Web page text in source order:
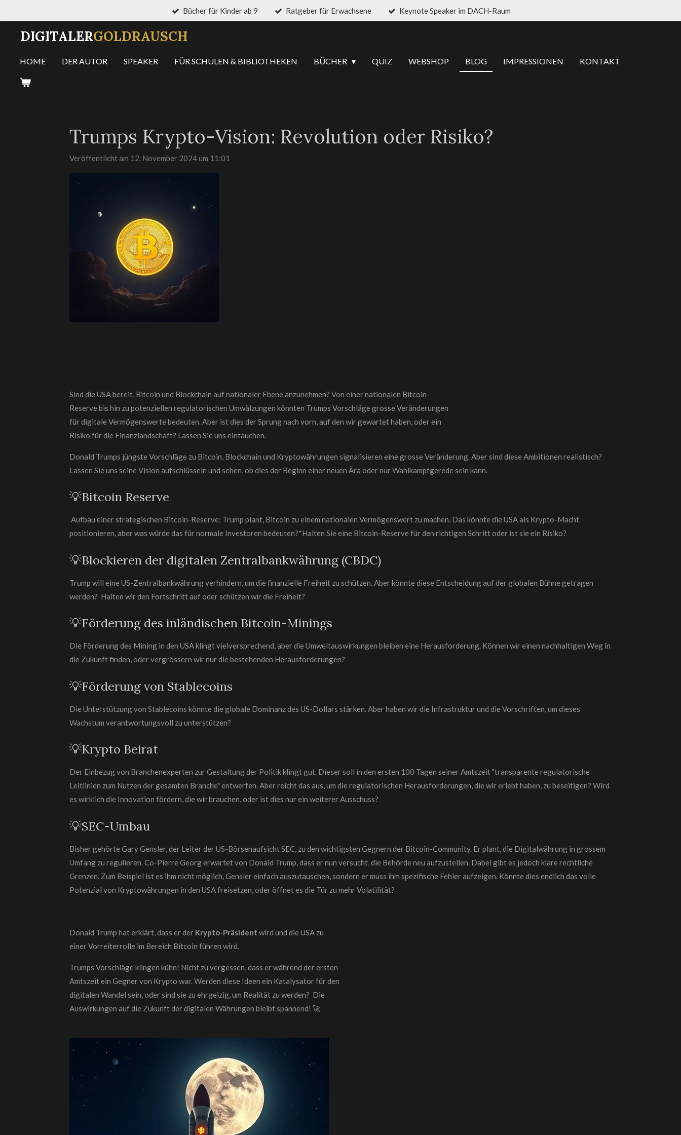
springen
Bücher für Kinder ab 9 Ratgeber für Erwachsene Keynote Speaker im DACH-Raum
DIGITALERGOLDRAUSCH
HOME DER AUTOR SPEAKER FÜR SCHULEN & BIBLIOTHEKEN BÜCHER QUIZ WEBSHOP BLOG IMPRESSIONEN KONTAKT
Trumps Krypto-Vision: Revolution oder Risiko?
Veröffentlicht am 12. November 2024 um 11:01
Sind die USA bereit, Bitcoin und Blockchain auf nationaler Ebene anzunehmen? Von einer nationalen Bitcoin-
Reserve bis hin zu potenziellen regulatorischen Umwälzungen könnten Trumps Vorschläge grosse Veränderungen
für digitale Vermögenswerte bedeuten. Aber ist dies der Sprung nach vorn, auf den wir gewartet haben, oder ein
Risiko für die Finanzlandschaft? Lassen Sie uns eintauchen.
Donald Trumps jüngste Vorschläge zu Bitcoin, Blockchain und Kryptowährungen signalisieren eine grosse Veränderung. Aber sind diese Ambitionen realistisch?
Lassen Sie uns seine Vision aufschlüsseln und sehen, ob dies der Beginn einer neuen Ära oder nur Wahlkampfgerede sein kann.
💡Bitcoin Reserve
Aufbau einer strategischen Bitcoin-Reserve: Trump plant, Bitcoin zu einem nationalen Vermögenswert zu machen. Das könnte die USA als Krypto-Macht
positionieren, aber was würde das für normale Investoren bedeuten?*Halten Sie eine Bitcoin-Reserve für den richtigen Schritt oder ist sie ein Risiko?
💡Blockieren der digitalen Zentralbankwährung (CBDC)
Trump will eine US-Zentralbankwährung verhindern, um die finanzielle Freiheit zu schützen. Aber könnte diese Entscheidung auf der globalen Bühne getragen
werden? Halten wir den Fortschritt auf oder schützen wir die Freiheit?
💡Förderung des inländischen Bitcoin-Minings
Die Förderung des Mining in den USA klingt vielversprechend, aber die Umweltauswirkungen bleiben eine Herausforderung. Können wir einen nachhaltigen Weg in
die Zukunft finden, oder vergrössern wir nur die bestehenden Herausforderungen?
💡Förderung von Stablecoins
Die Unterstützung von Stablecoins könnte die globale Dominanz des US-Dollars stärken. Aber haben wir die Infrastruktur und die Vorschriften, um dieses
Wachstum verantwortungsvoll zu unterstützen?
💡Krypto Beirat
Der Einbezug von Branchenexperten zur Gestaltung der Politik klingt gut. Dieser soll in den ersten 100 Tagen seiner Amtszeit "transparente regulatorische
Leitlinien zum Nutzen der gesamten Branche" entwerfen.Aber reicht das aus, um die regulatorischen Herausforderungen, die wir erlebt haben, zu beseitigen? Wird
es wirklich die Innovation fördern, die wir brauchen, oder ist dies nur ein weiterer Ausschuss?
💡SEC-Umbau
Bisher gehörte Gary Gensler, der Leiter der US-Börsenaufsicht SEC, zu den wichtigsten Gegnern der Bitcoin-Community. Er plant, die Digitalwährung in grossem
Umfang zu regulieren. Co-Pierre Georg erwartet von Donald Trump, dass er nun versucht, die Behörde neu aufzustellen. Dabei gibt es jedoch klare rechtliche
Grenzen. Zum Beispiel ist es ihm nicht möglich, Gensler einfach auszutauschen, sondern er muss ihm spezifische Fehler aufzeigen. Könnte dies endlich das volle
Potenzial von Kryptowährungen in den USA freisetzen, oder öffnet es die Tür zu mehr Volatilität?
Donald Trump hat erklärt, dass er der Krypto-Präsident wird und die USA zu
einer Vorreiterrolle im Bereich Bitcoin führen wird.
Trumps Vorschläge klingen kühn! Nicht zu vergessen, dass er während der ersten
Amtszeit ein Gegner von Krypto war. Werden diese Ideen ein Katalysator für den
digitalen Wandel sein, oder sind sie zu ehrgeizig, um Realität zu werden? Die
Auswirkungen auf die Zukunft der digitalen Währungen bleibt spannend! 🚀